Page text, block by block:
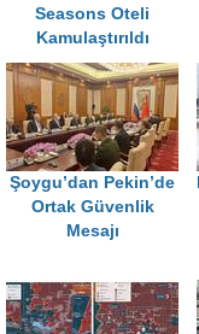
Seasons Oteli
Kamulaştırıldı
Şoygu’dan Pekin’de
Ortak Güvenlik
Mesajı